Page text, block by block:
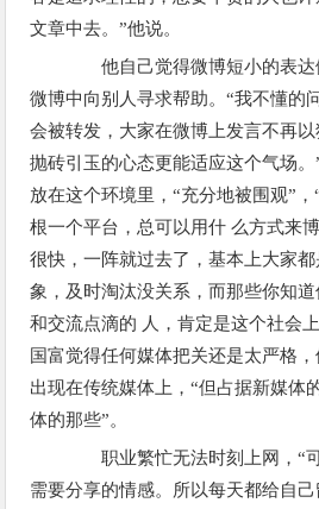
文章中去。”他说。
他自己觉得微博短小的表达
微博中向别人寻求帮助。“我不懂的
会被转发，大家在微博上发言不再以
抛砖引玉的心态更能适应这个气场
放在这个环境里，“充分地被围观”
根一个平台，总可以用什 么方式来
很快，一阵就过去了，基本上大家
象，及时淘汰没关系，而那些你知
和交流点滴的 人，肯定是这个社会
国富觉得任何媒体把关还是太严格
出现在传统媒体上，“但占据新媒体
体的那些”。
职业繁忙无法时刻上网，“
需要分享的情感。所以每天都给自